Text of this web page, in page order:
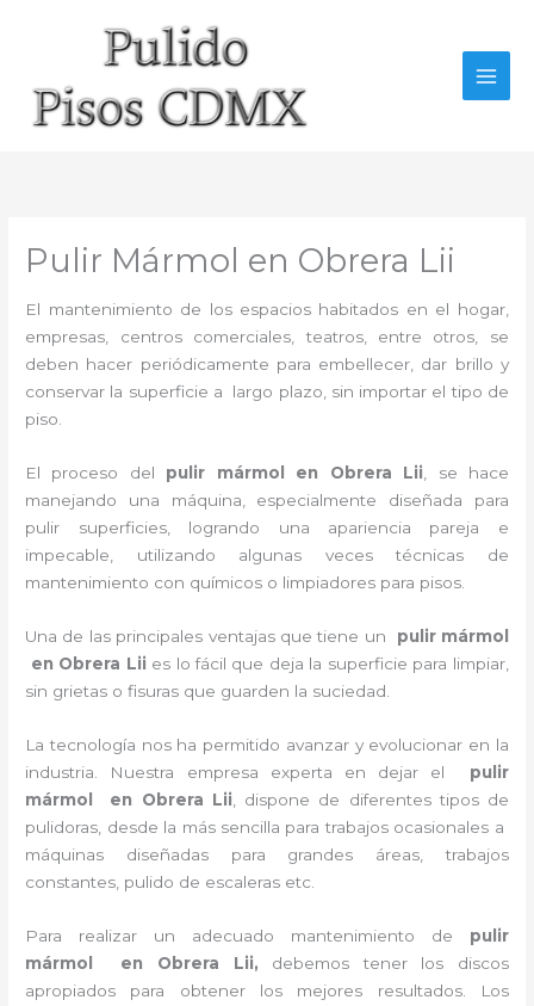
Pulir Mármol en Obrera Lii
El mantenimiento de los espacios habitados en el hogar,
empresas, centros comerciales, teatros, entre otros, se
deben hacer periódicamente para embellecer, dar brillo y
conservar la superficie a largo plazo, sin importar el tipo de
piso.
El proceso del pulir mármol en Obrera Lii , se hace
manejando una máquina, especialmente diseñada para
pulir superficies, logrando una apariencia pareja e
impecable, utilizando algunas veces técnicas de
mantenimiento con químicos o limpiadores para pisos.
Una de las principales ventajas que tiene un pulir mármol
en Obrera Lii es lo fácil que deja la superficie para limpiar,
sin grietas o fisuras que guarden la suciedad.
La tecnología nos ha permitido avanzar y evolucionar en la
industria. Nuestra empresa experta en dejar el pulir
mármol
en Obrera Lii , dispone de diferentes tipos de
pulidoras, desde la más sencilla para trabajos ocasionales a
máquinas diseñadas para grandes áreas, trabajos
constantes, pulido de escaleras etc.
Para realizar un adecuado mantenimiento de pulir
mármol
en Obrera Lii, debemos tener los discos
apropiados para obtener los mejores resultados. Los